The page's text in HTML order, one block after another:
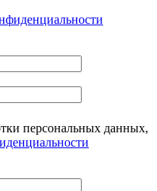
персональных данных,